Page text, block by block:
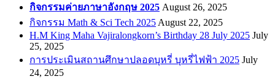
กิจกรรมค่ายภาษาอังกฤษ 2025 August 26, 2025
กิจกรรม Math & Sci Tech 2025 August 22, 2025
H.M King Maha Vajiralongkorn’s Birthday 28 July 2025 July
25, 2025
การประเมินสถานศึกษาปลอดบุหรี่ บุหรี่ไฟฟ้า 2025 July
24, 2025